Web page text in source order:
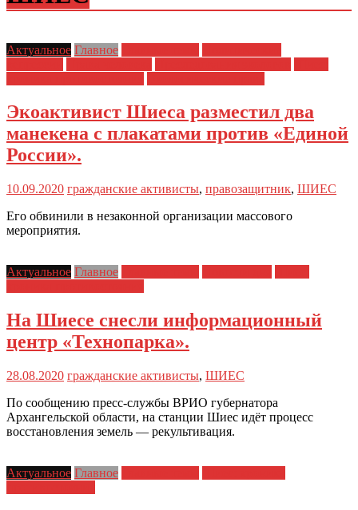
Актуальное Главное
Экоактивист Шиеса разместил два
манекена с плакатами против «Единой
России».
10.09.2020 гражданские активисты, правозащитник, ШИЕС
Его обвинили в незаконной организации массового
мероприятия.
Актуальное Главное
На Шиесе снесли информационный
центр «Технопарка».
28.08.2020 гражданские активисты, ШИЕС
По сообщению пресс-службы ВРИО губернатора
Архангельской области, на станции Шиес идёт процесс
восстановления земель — рекультивация.
Актуальное Главное